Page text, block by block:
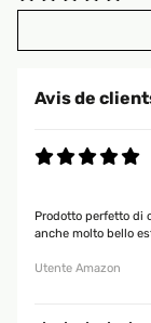
Avis de
Prodotto perfetto di
anche molto bello
Utente Amazon